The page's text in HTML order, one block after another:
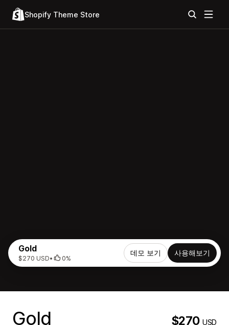
Shopify Theme Store
Gold
$270 USD• 0%
데모 보기 사용해보기
Gold $270USD